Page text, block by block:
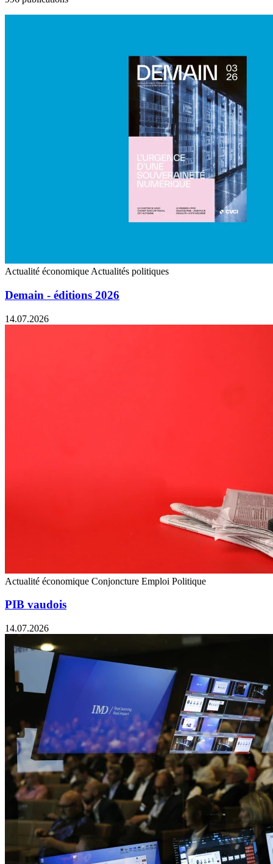
Actualité économique Actualités politiques
Demain - éditions 2026
14.07.2026
Actualité économique Conjoncture Emploi Politique
PIB vaudois
14.07.2026